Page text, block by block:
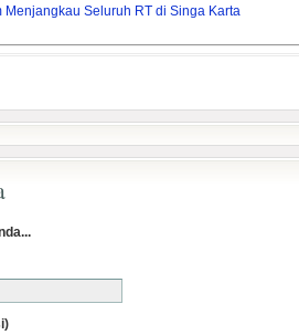
Menjangkau Seluruh RT di Singa Karta